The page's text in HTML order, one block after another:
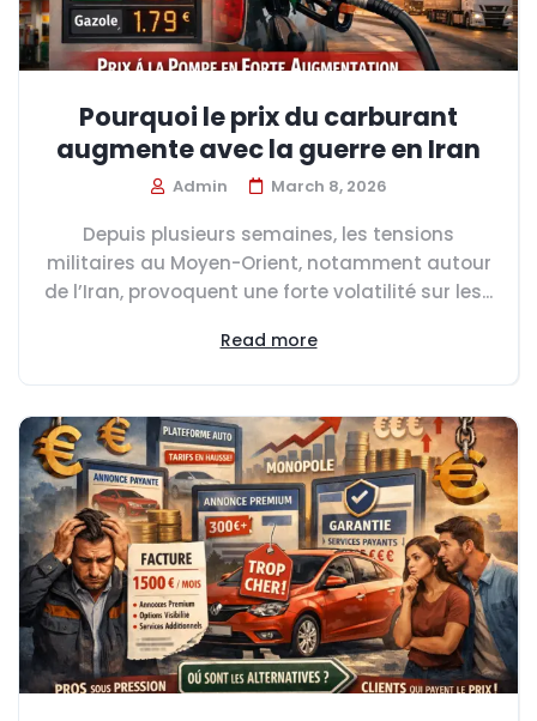
Pourquoi le prix du carburant
augmente avec la guerre en Iran
Admin March 8, 2026
Depuis plusieurs semaines, les tensions
militaires au Moyen-Orient, notamment autour
de l’Iran, provoquent une forte volatilité sur les...
Read more